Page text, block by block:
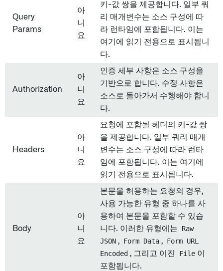
Query
Params
아
니
요
키-값 쌍을 제공합니다. 일부 쿼
리 매개변수는 소스 구성에 따
라 런타임에 포함됩니다. 이는
여기에 읽기 전용으로 표시됩니
다.
Authorization
아
니
요
인증 세부 사항은 소스 구성을
기반으로 합니다. 수정 사항은
소스로 돌아가서 수행해야 합니
다.
Headers
아
니
요
요청에 포함될 헤더의 키-값 쌍
을 제공합니다. 일부 쿼리 매개
변수는 소스 구성에 따라 런타
임에 포함됩니다. 이는 여기에
읽기 전용으로 표시됩니다.
Body
아
니
요
본문을 허용하는 요청의 경우,
사용 가능한 유형 중 하나를 사
용하여 본문을 포함할 수 있습
니다. 이러한 유형에는
Raw
JSON , Form Data , Form URL
Encoded , 그리고 이진 File 이
포함됩니다.